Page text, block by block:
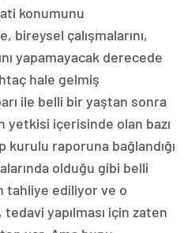
konumunu
çalışmalarını,
yapamayacak derecede
hale gelmiş
ile belli bir yaştan sonra
yetkisi içerisinde olan bazı
kurulu raporuna bağlandığı
olduğu gibi belli
tahliye ediliyor ve o
tedavi yapılması için zaten